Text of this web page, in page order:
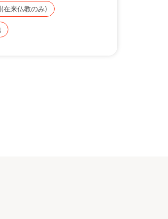
す。
車場、水道、手桶も完備してお
気軽にお墓参りに行けます。
在来仏教のみ)